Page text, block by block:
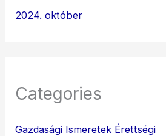
2024. október
Categories
Gazdasági Ismeretek Érettségi